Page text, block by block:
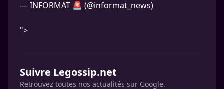
— INFORMAT 🚨 (@informat_news)
">
Suivre Legossip.net
Retrouvez toutes nos actualités sur Google.